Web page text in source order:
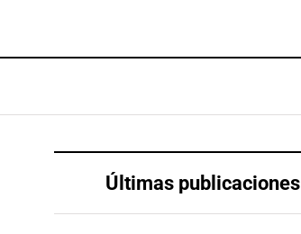
Últimas publicaciones